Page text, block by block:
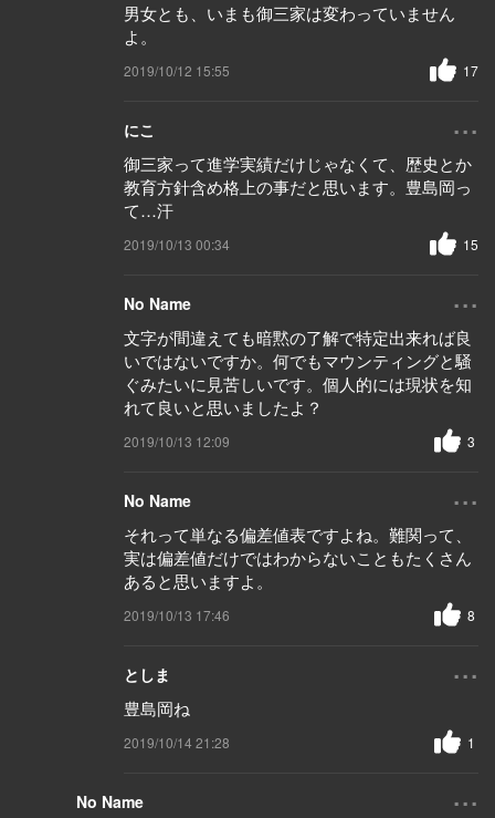
男女とも、いまも御三家は変わっていません
よ。
2019/10/12 15:55 17
にこ ...
御三家って進学実績だけじゃなくて、歴史とか
教育方針含め格上の事だと思います。豊島岡っ
て…汗
2019/10/13 00:34 15
No Name ...
文字が間違えても暗黙の了解で特定出来れば良
いではないですか。何でもマウンティングと騒
ぐみたいに見苦しいです。個人的には現状を知
れて良いと思いましたよ？
2019/10/13 12:09 3
No Name ...
それって単なる偏差値表ですよね。難関って、
実は偏差値だけではわからないこともたくさん
あると思いますよ。
2019/10/13 17:46 8
としま ...
豊島岡ね
2019/10/14 21:28 1
No Name ...